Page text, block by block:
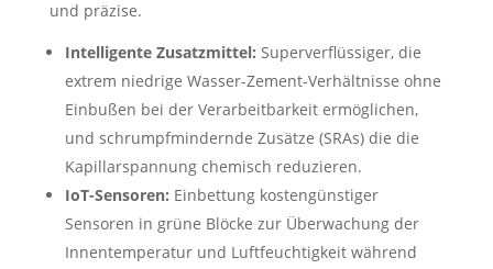
und präzise.
Intelligente Zusatzmittel: Superverflüssiger, die
extrem niedrige Wasser-Zement-Verhältnisse ohne
Einbußen bei der Verarbeitbarkeit ermöglichen,
und schrumpfmindernde Zusätze (SRAs) die die
Kapillarspannung chemisch reduzieren.
IoT-Sensoren: Einbettung kostengünstiger
Sensoren in grüne Blöcke zur Überwachung der
Innentemperatur und Luftfeuchtigkeit während